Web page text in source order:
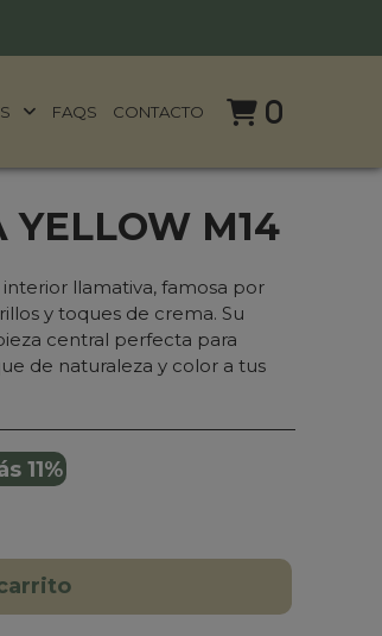
FAQS CONTACTO 0
YELLOW M14
llamativa, famosa por
y toques de crema. Su
central perfecta para
de naturaleza y color a tus
11%